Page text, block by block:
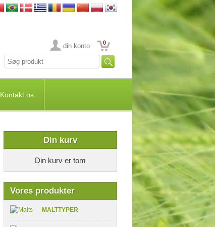
din konto 0
Kontakt os
Din kurv
Din kurv er tom
Vores produkter
MALTTYPER